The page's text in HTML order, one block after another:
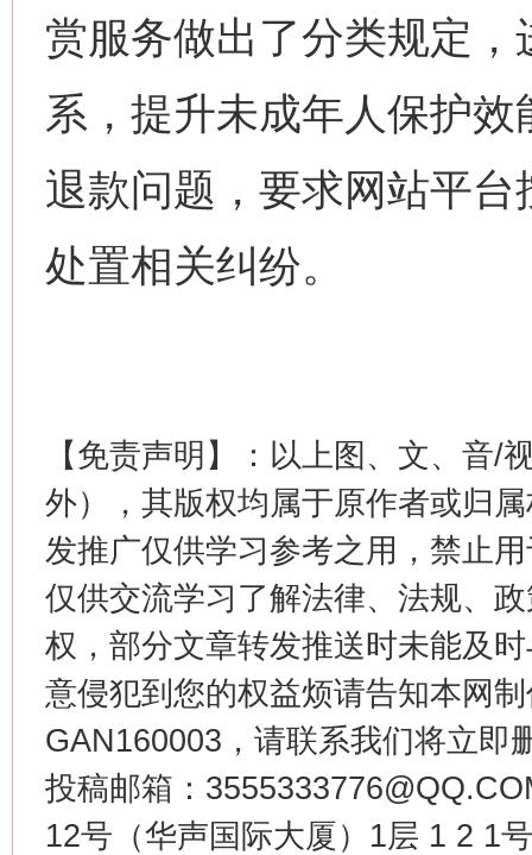
赏服务做出了分类规定
系，提升未成年人保护
退款问题，要求网站平
处置相关纠纷。
【免责声明】：以上图、文、音/
外），其版权均属于原作者或归
发推广仅供学习参考之用，禁止
仅供交流学习了解法律、法规、
权，部分文章转发推送时未能及
意侵犯到您的权益烦请告知本网
GAN160003，请联系我们将立即
投稿邮箱：
12号（华声国际大厦）1层 1 2 1
在谋一域中谋全局
今